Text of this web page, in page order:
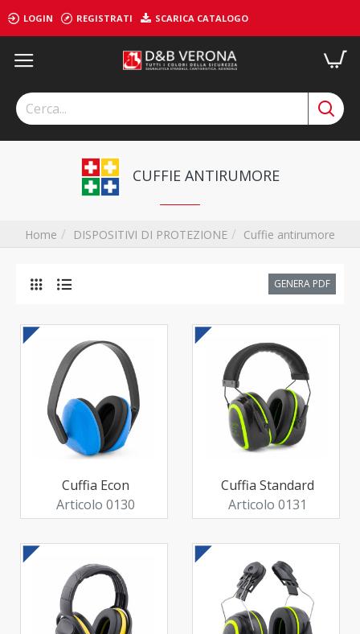
LOGIN REGISTRATI SCARICA CATALOGO
Home DISPOSITIVI DI PROTEZIONE Cuffie antirumore
CUFFIE ANTIRUMORE
GENERA PDF
Cuffia Econ
Articolo 0130
Cuffia Standard
Articolo 0131